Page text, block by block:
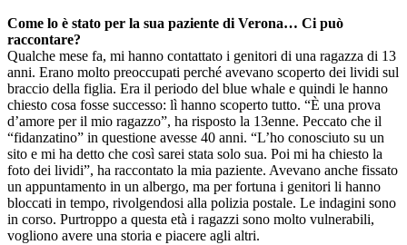
Come lo è stato per la sua paziente di Verona… Ci può
raccontare?
Qualche mese fa, mi hanno contattato i genitori di una ragazza di 13
anni. Erano molto preoccupati perché avevano scoperto dei lividi sul
braccio della figlia. Era il periodo del blue whale e quindi le hanno
chiesto cosa fosse successo: lì hanno scoperto tutto. “È una prova
d’amore per il mio ragazzo”, ha risposto la 13enne. Peccato che il
“fidanzatino” in questione avesse 40 anni. “L’ho conosciuto su un
sito e mi ha detto che così sarei stata solo sua. Poi mi ha chiesto la
foto dei lividi”, ha raccontato la mia paziente. Avevano anche fissato
un appuntamento in un albergo, ma per fortuna i genitori li hanno
bloccati in tempo, rivolgendosi alla polizia postale. Le indagini sono
in corso. Purtroppo a questa età i ragazzi sono molto vulnerabili,
vogliono avere una storia e piacere agli altri.